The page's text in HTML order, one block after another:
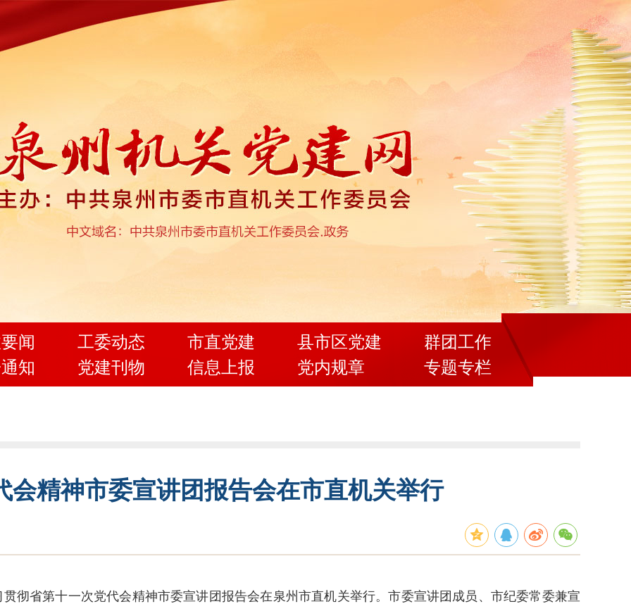
闻
知
工委动态
党建刊物
市直党建
信息上报
县市区党建
党内规章
群团工作
专题专栏
会精神市委宣讲团报告会在市直机关举行
彻省第十一次党代会精神市委宣讲团报告会在泉州市直机关举行。市委宣讲团成员、市纪委常委兼宣